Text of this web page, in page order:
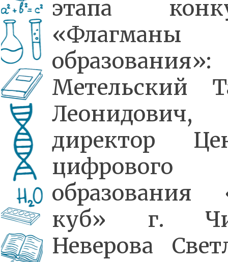
этапа
«Флагманы
образования»:
Метельский
Леонидович,
директор
цифрового
образования
куб» г.
Неверова